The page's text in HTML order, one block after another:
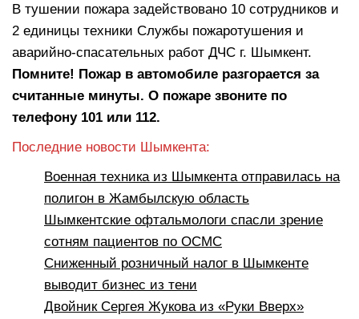
В тушении пожара задействовано 10 сотрудников и
2 единицы техники Службы пожаротушения и
аварийно-спасательных работ ДЧС г. Шымкент.
Помните! Пожар в автомобиле разгорается за
считанные минуты. О пожаре звоните по
телефону 101 или 112.
Последние новости Шымкента:
Военная техника из Шымкента отправилась на
полигон в Жамбылскую область
Шымкентские офтальмологи спасли зрение
сотням пациентов по ОСМС
Сниженный розничный налог в Шымкенте
выводит бизнес из тени
Двойник Сергея Жукова из «Руки Вверх»